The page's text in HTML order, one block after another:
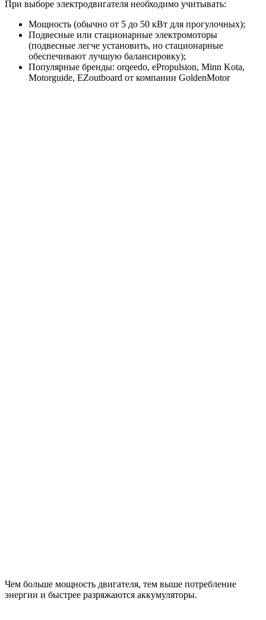
При выборе электродвигателя необходимо учитывать:
Мощность (обычно от 5 до 50 кВт для прогулочных);
Подвесные или стационарные электромоторы
(подвесные легче установить, но стационарные
обеспечивают лучшую балансировку);
Популярные бренды: orqeedo, ePropulsion, Minn Kota,
Motorguide, EZoutboard от компании GoldenMotor
Чем больше мощность двигателя, тем выше потребление
энергии и быстрее разряжаются аккумуляторы.